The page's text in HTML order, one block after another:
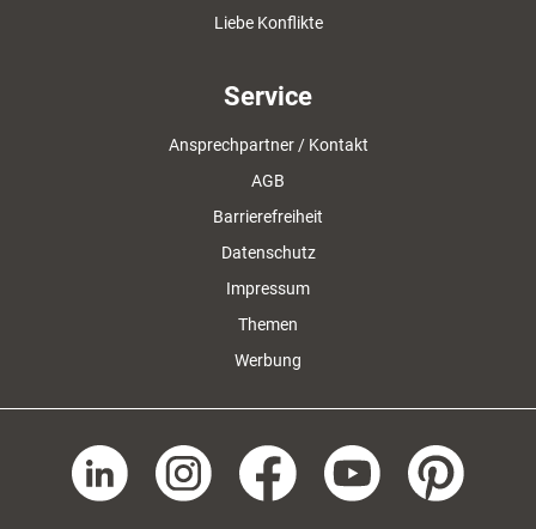
Liebe Konflikte
Service
Ansprechpartner / Kontakt
AGB
Barrierefreiheit
Datenschutz
Impressum
Themen
Werbung